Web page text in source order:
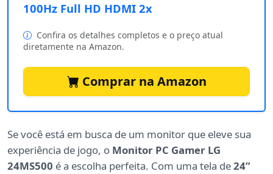
100Hz Full HD HDMI 2x
Confira os detalhes completos e o preço atual
diretamente na Amazon.
Comprar na Amazon
Se você está em busca de um monitor que eleve sua
experiência de jogo, o Monitor PC Gamer LG
24MS500 é a escolha perfeita. Com uma tela de24”